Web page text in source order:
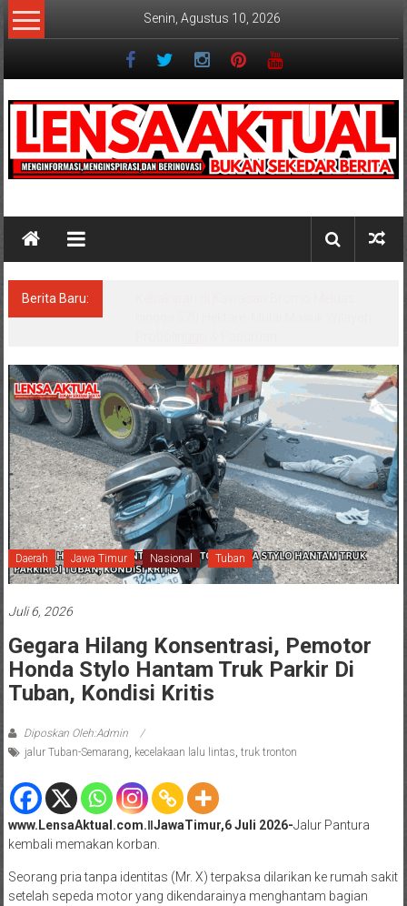
Lompat
ke
Senin, Agustus 10, 2026
Berita Baru:
Daerah Jawa Timur Nasional Tuban
Juli 6, 2026
Gegara Hilang Konsentrasi, Pemotor
Honda Stylo Hantam Truk Parkir Di
Tuban, Kondisi Kritis
Diposkan Oleh:Admin
jalur Tuban-Semarang kecelakaan lalu lintas truk tronton
www.LensaAktual.com.ǁJawaTimur,6 Juli 2026-Jalur Pantura
kembali memakan korban.
Seorang pria tanpa identitas (Mr. X) terpaksa dilarikan ke rumah sakit
setelah sepeda motor yang dikendarainya menghantam bagian